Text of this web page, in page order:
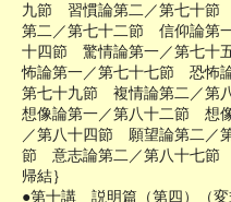
九節 習慣論第二／第七十
第二／第七十二節 信仰論第
十四節 驚情論第一／第七
怖論第一／第七十七節 恐怖
第七十九節 複情論第二／第
想像論第一／第八十二節 想
／第八十四節 願望論第二／
節 意志論第二／第八十七
帰結｝
●第十講 説明篇（第四）（